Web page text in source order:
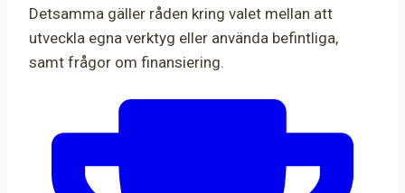
Detsamma gäller råden kring valet mellan att
utveckla egna verktyg eller använda befintliga,
samt frågor om finansiering.